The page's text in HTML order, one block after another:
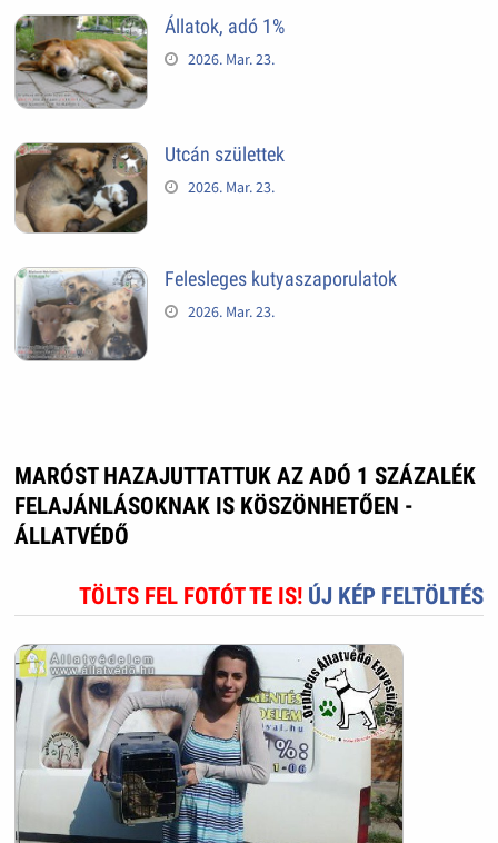
Állatok, adó 1%
2026. Mar. 23.
Utcán születtek
2026. Mar. 23.
Felesleges kutyaszaporulatok
2026. Mar. 23.
MARÓST HAZAJUTTATTUK AZ ADÓ 1 SZÁZALÉK
FELAJÁNLÁSOKNAK IS KÖSZÖNHETŐEN -
ÁLLATVÉDŐ
TÖLTS FEL FOTÓT TE IS! ÚJ KÉP FELTÖLTÉS